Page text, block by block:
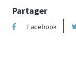
Partager
Facebook